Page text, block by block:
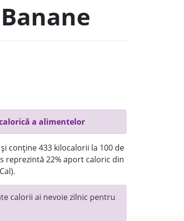
a alimentelor
conține 433 kilocalorii la 100 de
reprezintă 22% aport caloric din
calorii ai nevoie zilnic pentru